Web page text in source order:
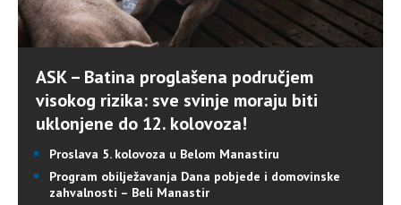
ASK – Batina proglašena područjem
visokog rizika: sve svinje moraju biti
uklonjene do 12. kolovoza!
Proslava 5. kolovoza u Belom Manastiru
Program obilježavanja Dana pobjede i domovinske
zahvalnosti – Beli Manastir